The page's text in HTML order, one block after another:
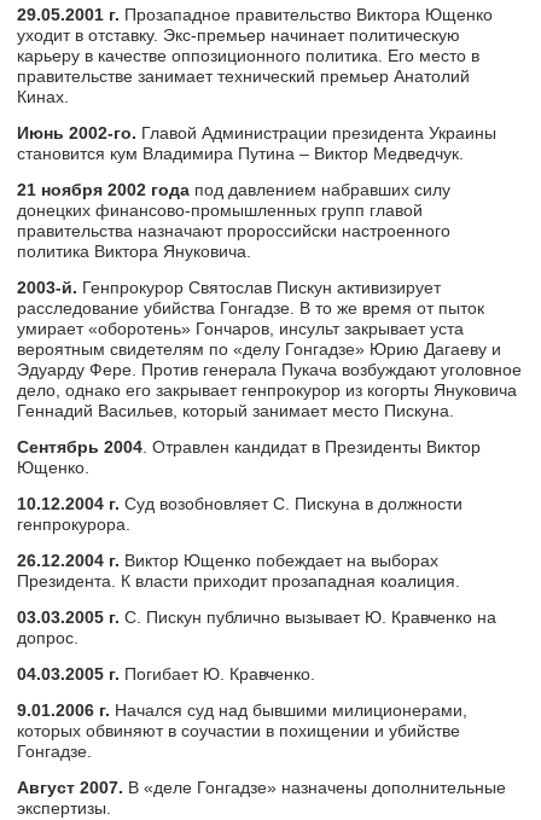
29.05.2001 г. Прозападное правительство Виктора Ющенко
уходит в отставку. Экс-премьер начинает политическую
карьеру в качестве оппозиционного политика. Его место в
правительстве занимает технический премьер Анатолий
Кинах.
Июнь 2002-го. Главой Администрации президента Украины
становится кум Владимира Путина – Виктор Медведчук.
21 ноября 2002 года под давлением набравших силу
донецких финансово-промышленных групп главой
правительства назначают пророссийски настроенного
политика Виктора Януковича.
2003-й. Генпрокурор Святослав Пискун активизирует
расследование убийства Гонгадзе. В то же время от пыток
умирает «оборотень» Гончаров, инсульт закрывает уста
вероятным свидетелям по «делу Гонгадзе» Юрию Дагаеву и
Эдуарду Фере. Против генерала Пукача возбуждают уголовное
дело, однако его закрывает генпрокурор из когорты Януковича
Геннадий Васильев, который занимает место Пискуна.
Сентябрь 2004 . Отравлен кандидат в Президенты Виктор
Ющенко.
10.12.2004 г. Суд возобновляет С. Пискуна в должности
генпрокурора.
26.12.2004 г. Виктор Ющенко побеждает на выборах
Президента. К власти приходит прозападная коалиция.
03.03.2005 г. С. Пискун публично вызывает Ю. Кравченко на
допрос.
04.03.2005 г. Погибает Ю. Кравченко.
9.01.2006 г. Начался суд над бывшими милиционерами,
которых обвиняют в соучастии в похищении и убийстве
Гонгадзе.
Август 2007. В «деле Гонгадзе» назначены дополнительные
экспертизы.